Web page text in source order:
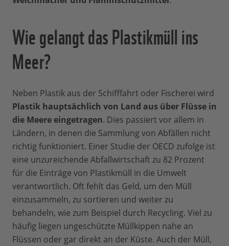
Wie gelangt das Plastikmüll ins
Meer?
Neben Plastik aus der Schifffahrt oder Fischerei wird
Plastik hauptsächlich von Land aus über Flüsse in
die Meere eingetragen. Dies passiert vor allem in
Ländern, in denen die Sammlung von Abfällen nicht
richtig funktioniert. Einer Studie der OECD zufolge ist
eine unzureichende Abfallwirtschaft zu 82 Prozent
für die Einträge von Plastikmüll in die Umwelt
verantwortlich. Oft fehlt das Geld, um den Müll
einzusammeln, zu sortieren und weiter zu
behandeln, wie zum Beispiel durch Recycling. Viel zu
häufig liegen ungeschützte Müllkippen nahe an
Flüssen oder gar direkt an der Küste. Auch der Müll,